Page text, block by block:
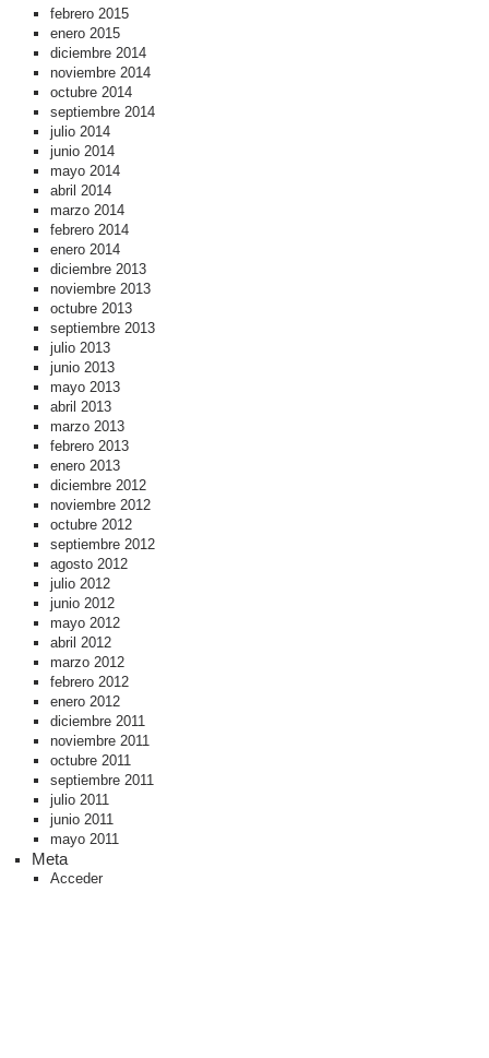
febrero 2015
enero 2015
diciembre 2014
noviembre 2014
octubre 2014
septiembre 2014
julio 2014
junio 2014
mayo 2014
abril 2014
marzo 2014
febrero 2014
enero 2014
diciembre 2013
noviembre 2013
octubre 2013
septiembre 2013
julio 2013
junio 2013
mayo 2013
abril 2013
marzo 2013
febrero 2013
enero 2013
diciembre 2012
noviembre 2012
octubre 2012
septiembre 2012
agosto 2012
julio 2012
junio 2012
mayo 2012
abril 2012
marzo 2012
febrero 2012
enero 2012
diciembre 2011
noviembre 2011
octubre 2011
septiembre 2011
julio 2011
junio 2011
mayo 2011
Meta
Acceder